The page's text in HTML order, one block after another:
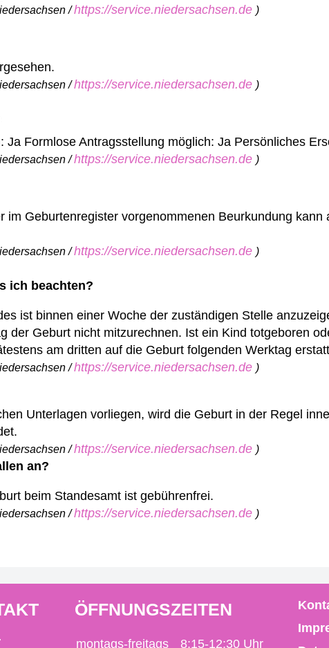
/https://service.niedersachsen.de )
/https://service.niedersachsen.de )
Ja Formlose Antragsstellung möglich: Ja Persönliches
/https://service.niedersachsen.de )
im Geburtenregister vorgenommenen Beurkundung kann
/https://service.niedersachsen.de )
ich beachten?
ist binnen einer Woche der zuständigen Stelle
der Geburt nicht mitzurechnen. Ist ein Kind totgeboren
am dritten auf die Geburt folgenden Werktag
/https://service.niedersachsen.de )
Unterlagen vorliegen, wird die Geburt in der Regel
/https://service.niedersachsen.de )
an?
beim Standesamt ist gebührenfrei.
/https://service.niedersachsen.de )
ÖFFNUNGSZEITEN
montags-freitags 8:15-12:30 Uhr